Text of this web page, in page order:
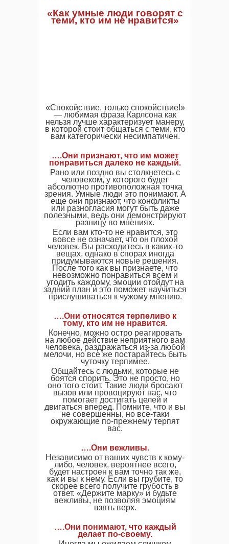
«Как умные люди говорят с
теми, кто им не нравится»
«Спокойствие, только спокойствие!»
— любимая фраза Карлсона как
нельзя лучше характеризует манеру,
в которой стоит общаться с теми, кто
вам категорически несимпатичен.
….Они признают, что им может
понравиться далеко не каждый.
Рано или поздно вы столкнетесь с
человеком, у которого будет
абсолютно противоположная точка
зрения. Умные люди это понимают. А
еще они признают, что конфликты
или разногласия могут быть даже
полезными, ведь они демонстрируют
разницу во мнениях.
Если вам кто-то не нравится, это
вовсе не означает, что он плохой
человек. Вы расходитесь в каких-то
вещах, однако в спорах иногда
придумываются новые решения.
После того как вы признаете, что
невозможно понравиться всем и
угодить каждому, эмоции отойдут на
задний план и это поможет научиться
прислушиваться к чужому мнению.
….Они относятся терпеливо к
тому, кто им не нравится.
Конечно, можно остро реагировать
на любое действие неприятного вам
человека, раздражаться из-за любой
мелочи, но все же постарайтесь быть
чуточку терпимее.
Общайтесь с людьми, которые не
боятся спорить. Это не просто, но
оно того стоит. Такие люди бросают
вызов или провоцируют нас, что
помогает достигать целей и
двигаться вперед. Помните, что и вы
не совершенны, но все-таки
окружающие по-прежнему терпят
вас.
….Они вежливы.
Независимо от ваших чувств к кому-
либо, человек, вероятнее всего,
будет настроен к вам точно так же,
как и вы к нему. Если вы грубите, то
скорее всего получите грубость в
ответ. «Держите марку» и будьте
вежливы, не позволяя эмоциям
взять верх.
….Они понимают, что каждый
делает по-своему.